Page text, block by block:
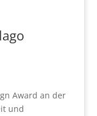
Award an der
und